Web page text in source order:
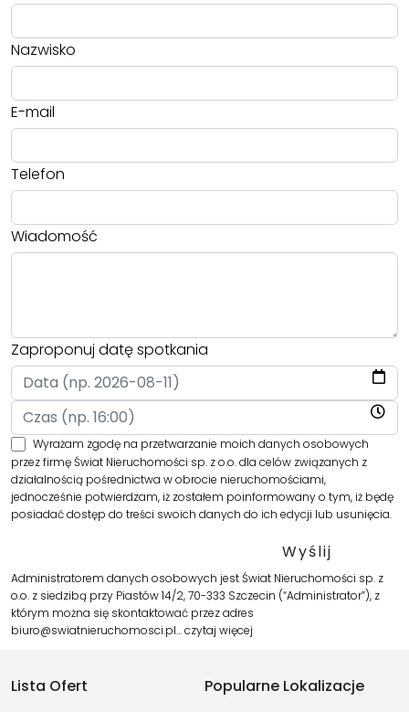
Nazwisko
E-mail
Telefon
Wiadomość
Zaproponuj datę spotkania
Wyrażam zgodę na przetwarzanie moich danych osobowych
przez firmę Świat Nieruchomości sp. z o.o. dla celów związanych z
działalnością pośrednictwa w obrocie nieruchomościami,
jednocześnie potwierdzam, iż zostałem poinformowany o tym, iż będę
posiadać dostęp do treści swoich danych do ich edycji lub usunięcia.
Administratorem danych osobowych jest Świat Nieruchomości sp. z
o.o. z siedzibą przy Piastów 14/2, 70-333 Szczecin (“Administrator”), z
którym można się skontaktować przez adres
biuro@swiatnieruchomosci.pl…czytaj więcej
Lista Ofert
Popularne Lokalizacje